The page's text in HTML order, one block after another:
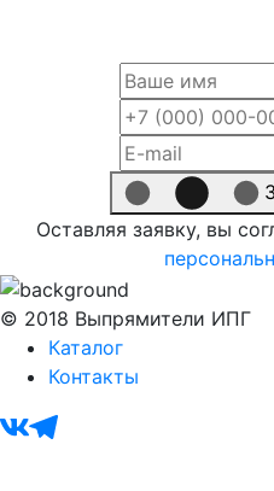
Оставляя заявку, вы
© 2018 Выпрямители ИПГ
Каталог
Контакты